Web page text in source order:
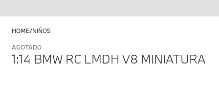
HOME NIÑOS
AGOTADO
1:14 BMW RC LMDH V8 MINIATURA